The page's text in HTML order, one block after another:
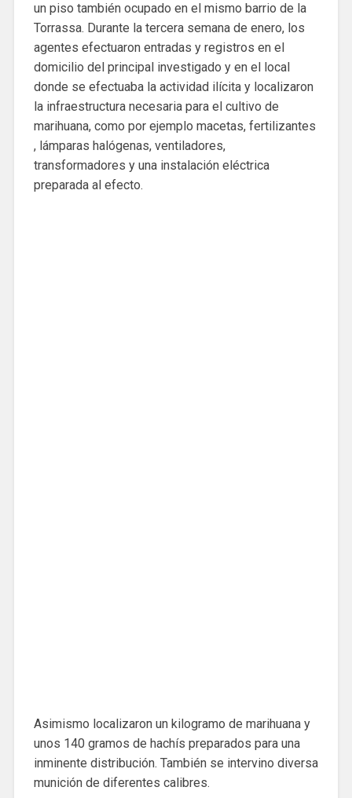
un piso también ocupado en el mismo barrio de la
Torrassa. Durante la tercera semana de enero, los
agentes efectuaron entradas y registros en el
domicilio del principal investigado y en el local
donde se efectuaba la actividad ilícita y localizaron
la infraestructura necesaria para el cultivo de
marihuana, como por ejemplo macetas, fertilizantes
, lámparas halógenas, ventiladores,
transformadores y una instalación eléctrica
preparada al efecto.
Asimismo localizaron un kilogramo de marihuana y
unos 140 gramos de hachís preparados para una
inminente distribución. También se intervino diversa
munición de diferentes calibres.